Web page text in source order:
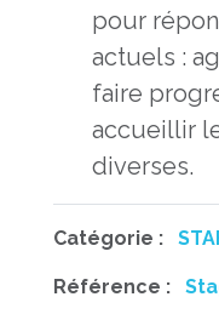
pour
actuels :
faire
accueillir
diverses.
Catégorie :
Référence :